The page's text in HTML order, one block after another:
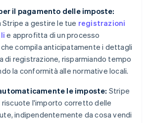
il pagamento delle imposte:
Stripe a gestire le tue registrazioni
e approfitta di un processo
compila anticipatamente i dettagli
di registrazione, risparmiando tempo
la conformità alle normative locali.
le imposte: Stripe
riscuote l'importo corretto delle
indipendentemente da cosa vendi